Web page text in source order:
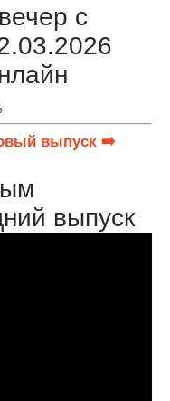
с
выпуск ➡️
выпуск